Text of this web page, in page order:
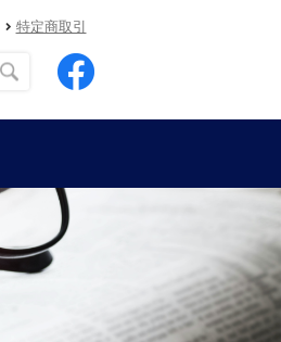
特定商取引